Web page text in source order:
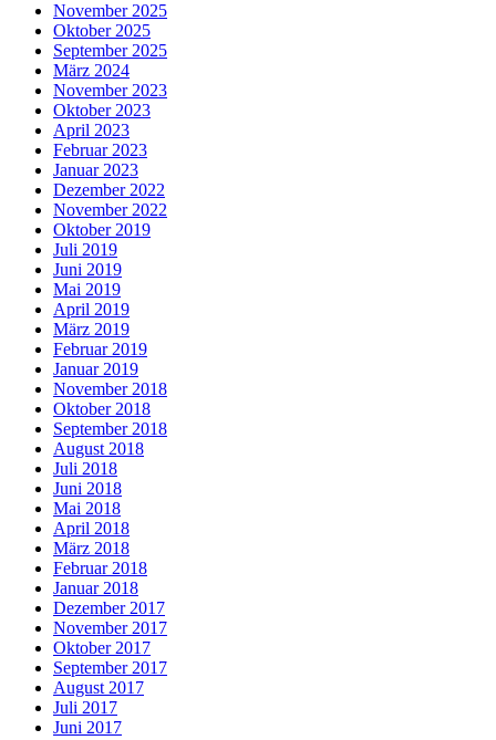
November 2025
Oktober 2025
September 2025
März 2024
November 2023
Oktober 2023
April 2023
Februar 2023
Januar 2023
Dezember 2022
November 2022
Oktober 2019
Juli 2019
Juni 2019
Mai 2019
April 2019
März 2019
Februar 2019
Januar 2019
November 2018
Oktober 2018
September 2018
August 2018
Juli 2018
Juni 2018
Mai 2018
April 2018
März 2018
Februar 2018
Januar 2018
Dezember 2017
November 2017
Oktober 2017
September 2017
August 2017
Juli 2017
Juni 2017